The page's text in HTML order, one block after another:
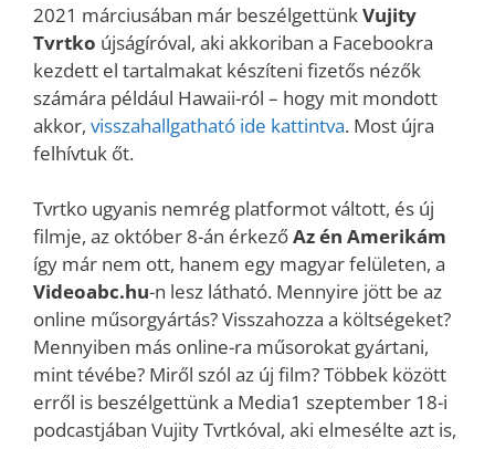
2021 márciusában már beszélgettünkVujity
Tvrtko újságíróval, aki akkoriban a Facebookra
kezdett el tartalmakat készíteni fizetős nézők
számára például Hawaii-ról – hogy mit mondott
akkor, visszahallgatható ide kattintva. Most újra
felhívtuk őt.
Tvrtko ugyanis nemrég platformot váltott, és új
filmje, az október 8-án érkezőAz én Amerikám
így már nem ott, hanem egy magyar felületen, a
Videoabc.hu-n lesz látható. Mennyire jött be az
online műsorgyártás? Visszahozza a költségeket?
Mennyiben más online-ra műsorokat gyártani,
mint tévébe? Miről szól az új film? Többek között
erről is beszélgettünk a Media1 szeptember 18-i
podcastjában Vujity Tvrtkóval, aki elmesélte azt is,